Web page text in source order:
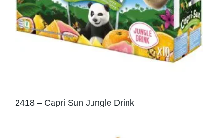
2418 – Capri Sun Jungle Drink